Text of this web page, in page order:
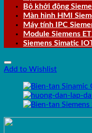
Bộ khởi động
Màn hình HMI
Máy tính IPC
Module Siemens
Siemens Simatic
Add to Wishlist